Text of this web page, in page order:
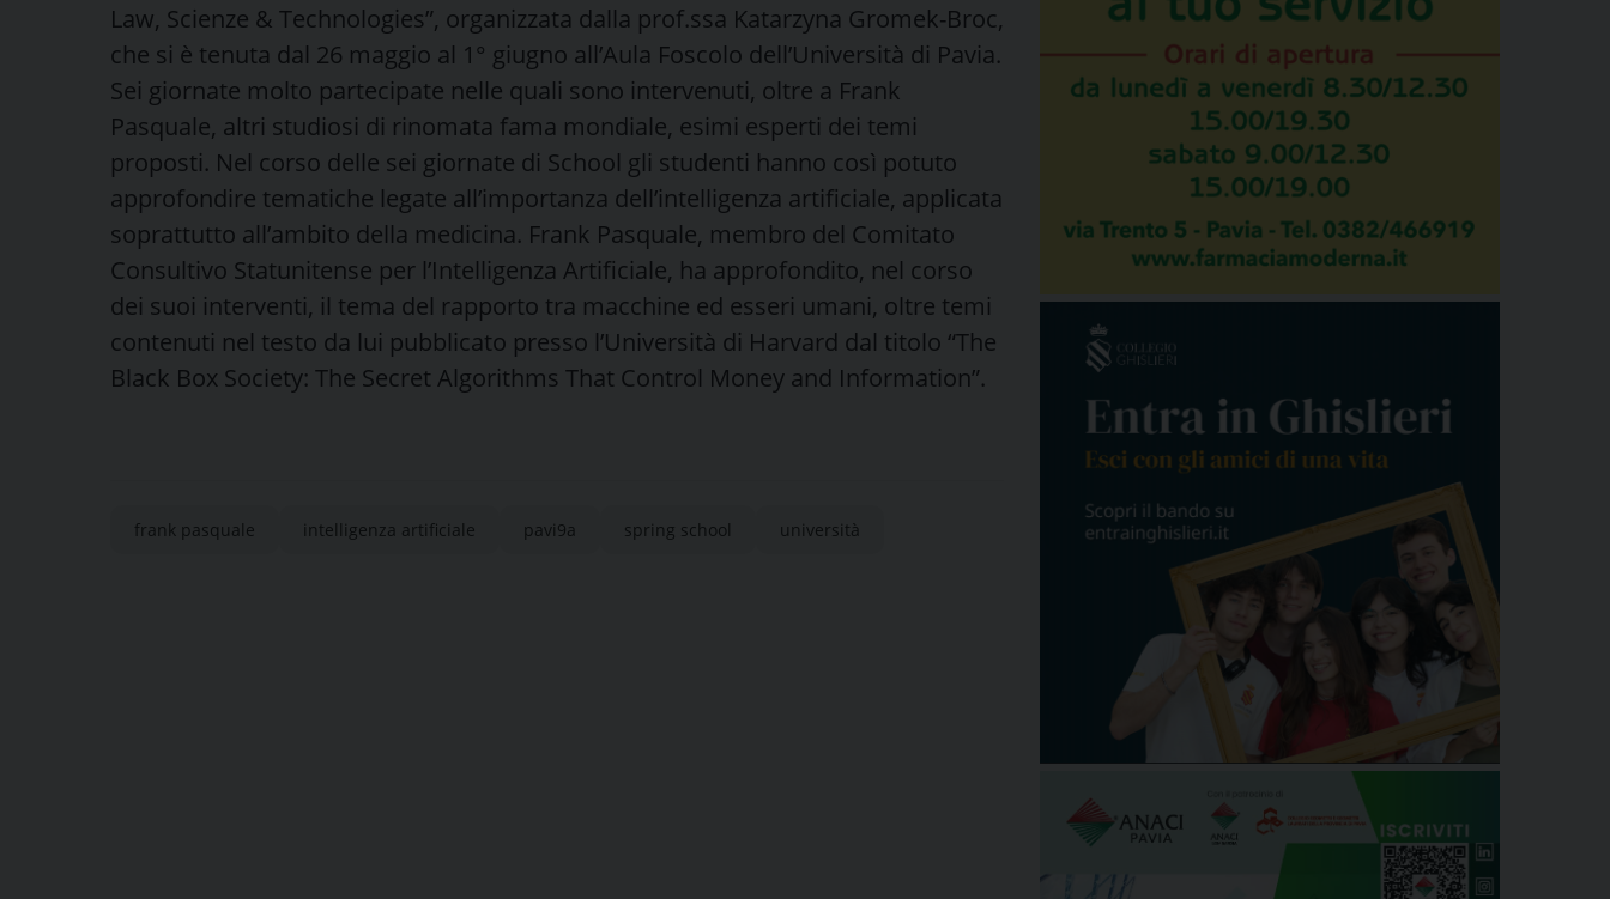
Law, Scienze & Technologies”, organizzata dalla prof.ssa Katarzyna Gromek-Broc,
che si è tenuta dal 26 maggio al 1° giugno all’Aula Foscolo dell’Università di Pavia.
Sei giornate molto partecipate nelle quali sono intervenuti, oltre a Frank
Pasquale, altri studiosi di rinomata fama mondiale, esimi esperti dei temi
proposti. Nel corso delle sei giornate di School gli studenti hanno così potuto
approfondire tematiche legate all’importanza dell’intelligenza artificiale, applicata
soprattutto all’ambito della medicina. Frank Pasquale, membro del Comitato
Consultivo Statunitense per l’Intelligenza Artificiale, ha approfondito, nel corso
dei suoi interventi, il tema del rapporto tra macchine ed esseri umani, oltre temi
contenuti nel testo da lui pubblicato presso l’Università di Harvard dal titolo “The
Black Box Society: The Secret Algorithms That Control Money and Information”.
frank pasquale intelligenza artificiale pavi9a spring school università